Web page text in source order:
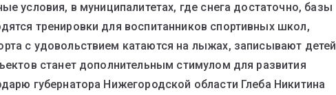
условия, в муниципалитетах, где снега достаточно, базы
тренировки для воспитанников спортивных школ,
с удовольствием катаются на лыжах, записывают детей
станет дополнительным стимулом для развития
губернатора Нижегородской области Глеба Никитина